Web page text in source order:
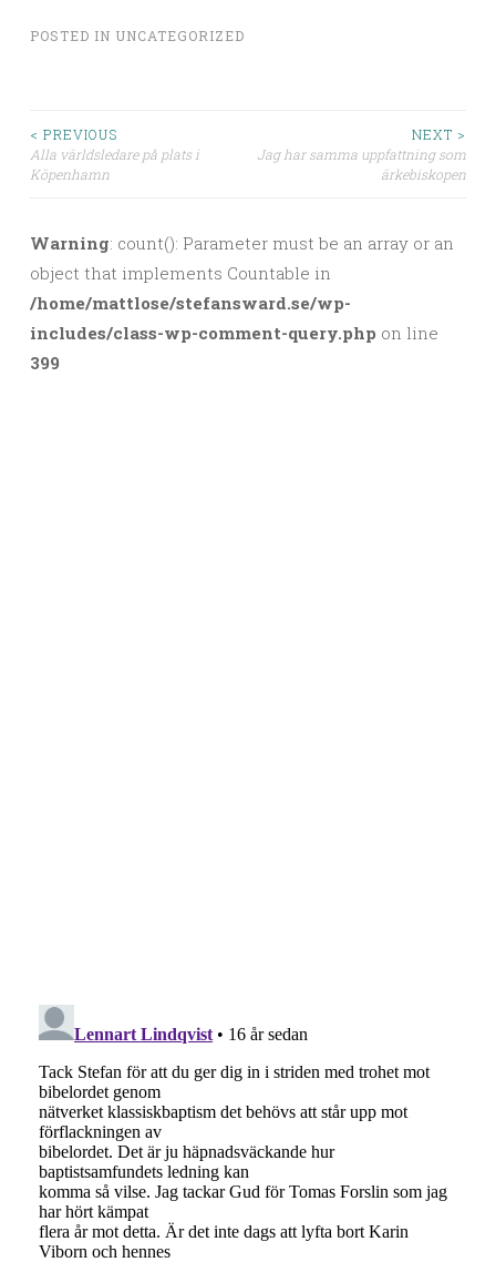
POSTED IN UNCATEGORIZED
Post navigation
< PREVIOUS
Alla världsledare på plats i
Köpenhamn
NEXT >
Jag har samma uppfattning som
ärkebiskopen
Warning: count(): Parameter must be an array or an
object that implements Countable in
/home/mattlose/stefansward.se/wp-
includes/class-wp-comment-query.php on line
399